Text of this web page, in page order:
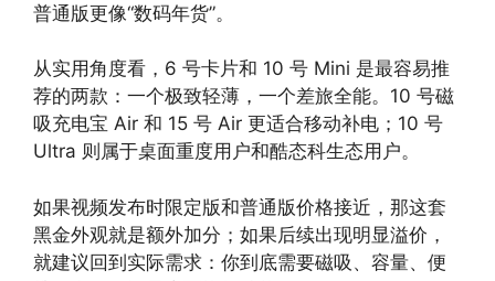
普通版更像“数码年货”。
从实用角度看，6 号卡片和 10 号 Mini 是最容易推
荐的两款：一个极致轻薄，一个差旅全能。10 号磁
吸充电宝 Air 和 15 号 Air 更适合移动补电；10 号
Ultra 则属于桌面重度用户和酷态科生态用户。
如果视频发布时限定版和普通版价格接近，那这套
黑金外观就是额外加分；如果后续出现明显溢价，
就建议回到实际需求：你到底需要磁吸、容量、便